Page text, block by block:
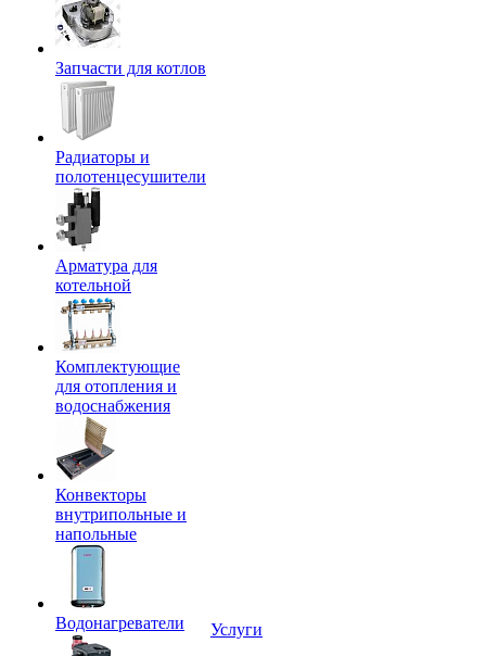
Запчасти для котлов
Радиаторы и
полотенцесушители
Арматура для
котельной
Комплектующие
для отопления и
водоснабжения
Конвекторы
внутрипольные и
напольные
Водонагреватели
Услуги